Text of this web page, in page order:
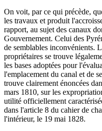
On voit, par ce qui précède,
les travaux et produit
rapport, au sujet des canaux
Gouvernement. Celui des
de semblables inconvénients.
propriétaires se trouve
les bases adoptées pour
l'emplacement du canal et de
trouve clairement énoncées
mars 1810, sur les
utilité officiellement
dans l'article 8 du cahier de
l'intérieur, le 19 mai 1828.